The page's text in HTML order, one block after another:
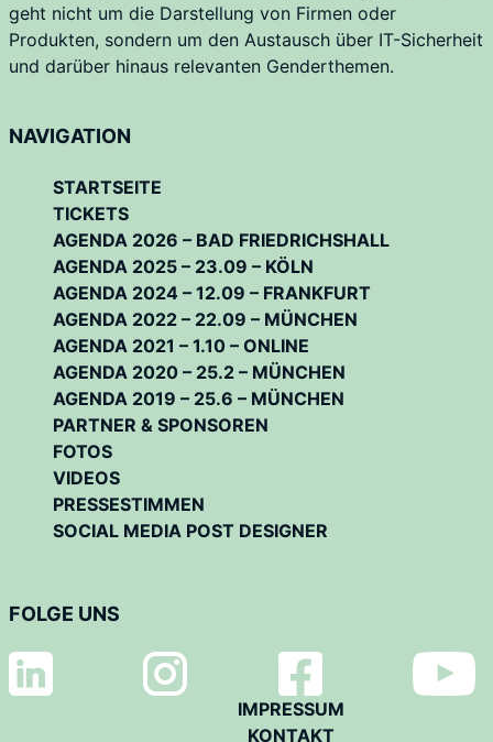
geht nicht um die Darstellung von Firmen oder
Produkten, sondern um den Austausch über IT-Sicherheit
und darüber hinaus relevanten Genderthemen.
NAVIGATION
STARTSEITE
TICKETS
AGENDA 2026 – BAD FRIEDRICHSHALL
AGENDA 2025 – 23.09 – KÖLN
AGENDA 2024 – 12.09 – FRANKFURT
AGENDA 2022 – 22.09 – MÜNCHEN
AGENDA 2021 – 1.10 – ONLINE
AGENDA 2020 – 25.2 – MÜNCHEN
AGENDA 2019 – 25.6 – MÜNCHEN
PARTNER & SPONSOREN
FOTOS
VIDEOS
PRESSESTIMMEN
SOCIAL MEDIA POST DESIGNER
FOLGE UNS
IMPRESSUM
KONTAKT